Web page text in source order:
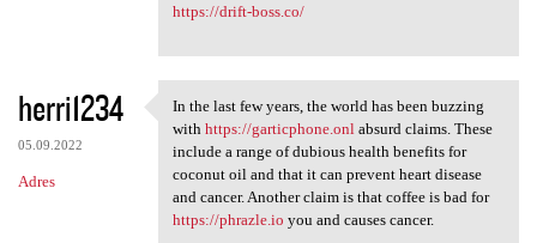
https://drift-boss.co/
herri1234
05.09.2022
Adres
In the last few years, the
In the last few years, the world has been buzzing
with https://garticphone.onl absurd claims. These
include a range of dubious health benefits for
coconut oil and that it can prevent heart disease
and cancer. Another claim is that coffee is bad for
https://phrazle.io you and causes cancer.